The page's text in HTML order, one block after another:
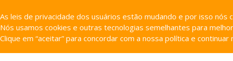
As leis de privacidade dos usuários estão mudando e por isso nós
Nós usamos cookies e outras tecnologias semelhantes para
Clique em “aceitar” para concordar com a nossa política e